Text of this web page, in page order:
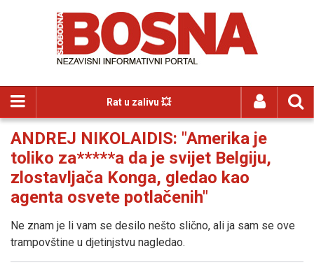
Rat u zalivu 💥
ANDREJ NIKOLAIDIS: "Amerika je
toliko za*****a da je svijet Belgiju,
zlostavljača Konga, gledao kao
agenta osvete potlačenih"
Ne znam je li vam se desilo nešto slično, ali ja sam se ove
trampovštine u djetinjstvu nagledao.